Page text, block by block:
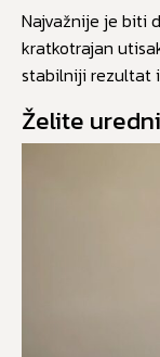
Najvažnije je biti
kratkotrajan
stabilniji rezultat
Želite